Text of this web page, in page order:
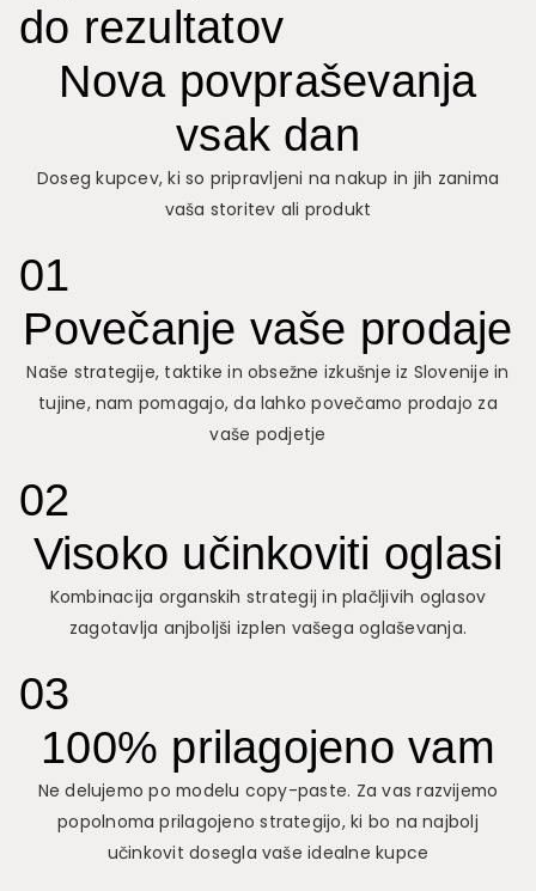
do rezultatov
Nova povpraševanja
vsak dan
Doseg kupcev, ki so pripravljeni na nakup in jih zanima
vaša storitev ali produkt
01
Povečanje vaše prodaje
Naše strategije, taktike in obsežne izkušnje iz Slovenije in
tujine, nam pomagajo, da lahko povečamo prodajo za
vaše podjetje
02
Visoko učinkoviti oglasi
Kombinacija organskih strategij in plačljivih oglasov
zagotavlja anjboljši izplen vašega oglaševanja.
03
100% prilagojeno vam
Ne delujemo po modelu copy-paste. Za vas razvijemo
popolnoma prilagojeno strategijo, ki bo na najbolj
učinkovit dosegla vaše idealne kupce